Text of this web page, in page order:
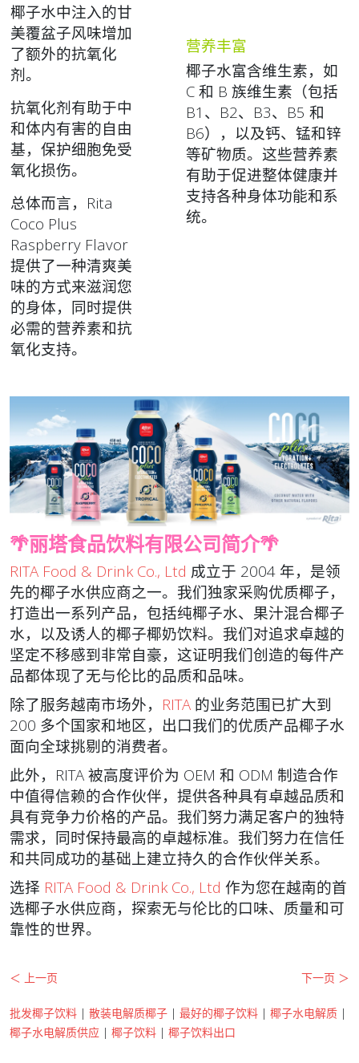
椰子水中注入的甘
美覆盆子风味增加
了额外的抗氧化
剂。
抗氧化剂有助于中
和体内有害的自由
基，保护细胞免受
氧化损伤。
总体而言，Rita
Coco Plus
Raspberry Flavor
提供了一种清爽美
味的方式来滋润您
的身体，同时提供
必需的营养素和抗
氧化支持。
营养丰富
椰子水富含维生素，如
C 和 B 族维生素（包括
B1、B2、B3、B5 和
B6），以及钙、锰和锌
等矿物质。这些营养素
有助于促进整体健康并
支持各种身体功能和系
统。
🌴丽塔食品饮料有限公司简介🌴
RITA Food & Drink Co., Ltd 成立于 2004 年，是领
先的椰子水供应商之一。我们独家采购优质椰子，
打造出一系列产品，包括纯椰子水、果汁混合椰子
水，以及诱人的椰子椰奶饮料。我们对追求卓越的
坚定不移感到非常自豪，这证明我们创造的每件产
品都体现了无与伦比的品质和品味。
除了服务越南市场外， RITA 的业务范围已扩大到
200 多个国家和地区，出口我们的优质产品椰子水
面向全球挑剔的消费者。
此外，RITA 被高度评价为 OEM 和 ODM 制造合作
中值得信赖的合作伙伴，提供各种具有卓越品质和
具有竞争力价格的产品。我们努力满足客户的独特
需求，同时保持最高的卓越标准。我们努力在信任
和共同成功的基础上建立持久的合作伙伴关系。
选择 RITA Food & Drink Co., Ltd 作为您在越南的首
选椰子水供应商，探索无与伦比的口味、质量和可
靠性的世界。
＜ 上一页 下一页 ＞
批发椰子饮料 | 散装电解质椰子 | 最好的椰子饮料 | 椰子水电解质 |
椰子水电解质供应 | 椰子饮料 | 椰子饮料出口